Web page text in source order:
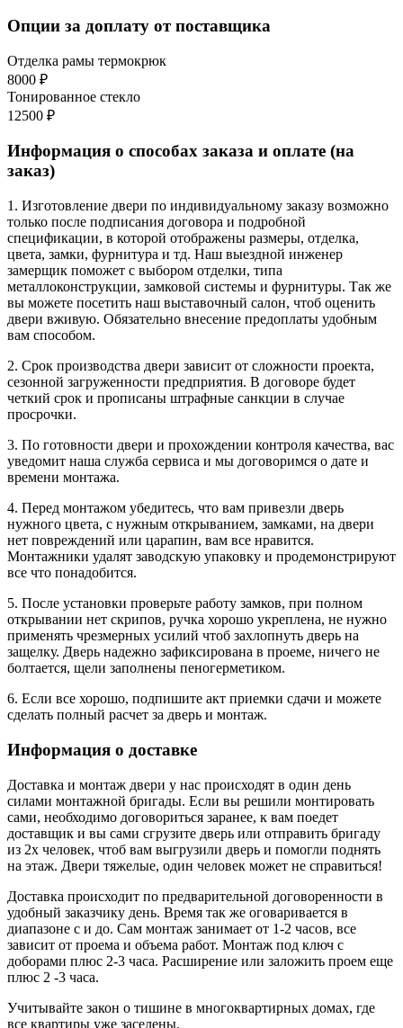
Опции за доплату от поставщика
Отделка рамы термокрюк
8000 ₽
Тонированное стекло
12500 ₽
Информация о способах заказа и оплате (на
заказ)
1. Изготовление двери по индивидуальному заказу возможно
только после подписания договора и подробной
спецификации, в которой отображены размеры, отделка,
цвета, замки, фурнитура и тд. Наш выездной инженер
замерщик поможет с выбором отделки, типа
металлоконструкции, замковой системы и фурнитуры. Так же
вы можете посетить наш выставочный салон, чтоб оценить
двери вживую. Обязательно внесение предоплаты удобным
вам способом.
2. Срок производства двери зависит от сложности проекта,
сезонной загруженности предприятия. В договоре будет
четкий срок и прописаны штрафные санкции в случае
просрочки.
3. По готовности двери и прохождении контроля качества, вас
уведомит наша служба сервиса и мы договоримся о дате и
времени монтажа.
4. Перед монтажом убедитесь, что вам привезли дверь
нужного цвета, с нужным открыванием, замками, на двери
нет повреждений или царапин, вам все нравится.
Монтажники удалят заводскую упаковку и продемонстрируют
все что понадобится.
5. После установки проверьте работу замков, при полном
открывании нет скрипов, ручка хорошо укреплена, не нужно
применять чрезмерных усилий чтоб захлопнуть дверь на
защелку. Дверь надежно зафиксирована в проеме, ничего не
болтается, щели заполнены пеногерметиком.
6. Если все хорошо, подпишите акт приемки сдачи и можете
сделать полный расчет за дверь и монтаж.
Информация о доставке
Доставка и монтаж двери у нас происходят в один день
силами монтажной бригады. Если вы решили монтировать
сами, необходимо договориться заранее, к вам поедет
доставщик и вы сами сгрузите дверь или отправить бригаду
из 2х человек, чтоб вам выгрузили дверь и помогли поднять
на этаж. Двери тяжелые, один человек может не справиться!
Доставка происходит по предварительной договоренности в
удобный заказчику день. Время так же оговаривается в
диапазоне с и до. Сам монтаж занимает от 1-2 часов, все
зависит от проема и объема работ. Монтаж под ключ с
доборами плюс 2-3 часа. Расширение или заложить проем еще
плюс 2 -3 часа.
Учитывайте закон о тишине в многоквартирных домах, где
все квартиры уже заселены.